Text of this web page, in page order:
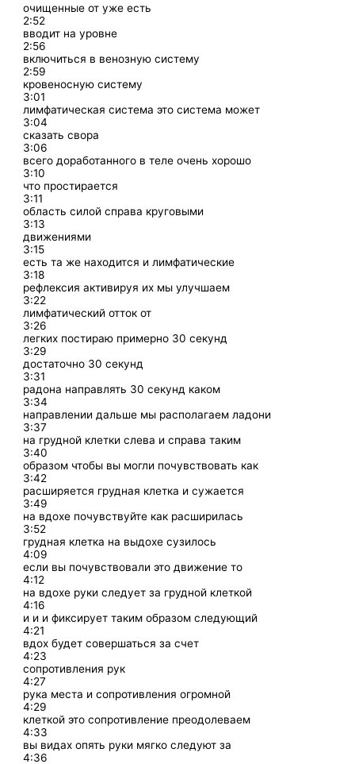
очищенные от уже есть
2:52
вводит на уровне
2:56
включиться в венозную систему
2:59
кровеносную систему
3:01
лимфатическая система это система может
3:04
сказать свора
3:06
всего доработанного в теле очень хорошо
3:10
что простирается
3:11
область силой справа круговыми
3:13
движениями
3:15
есть та же находится и лимфатические
3:18
рефлексия активируя их мы улучшаем
3:22
лимфатический отток от
3:26
легких постираю примерно 30 секунд
3:29
достаточно 30 секунд
3:31
радона направлять 30 секунд каком
3:34
направлении дальше мы располагаем ладони
3:37
на грудной клетки слева и справа таким
3:40
образом чтобы вы могли почувствовать как
3:42
расширяется грудная клетка и сужается
3:49
на вдохе почувствуйте как расширилась
3:52
грудная клетка на выдохе сузилось
4:09
если вы почувствовали это движение то
4:12
на вдохе руки следует за грудной клеткой
4:16
и и и фиксирует таким образом следующий
4:21
вдох будет совершаться за счет
4:23
сопротивления рук
4:27
рука места и сопротивления огромной
4:29
клеткой это сопротивление преодолеваем
4:33
вы видах опять руки мягко следуют за
4:36